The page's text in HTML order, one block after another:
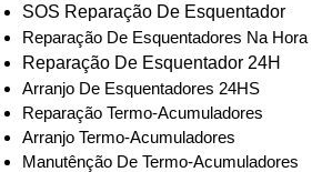
SOS Reparação De Esquentador
Reparação De Esquentadores Na Hora
Reparação De Esquentador 24H
Arranjo De Esquentadores 24HS
Reparação Termo-Acumuladores
Arranjo Termo-Acumuladores
Manutênção De Termo-Acumuladores